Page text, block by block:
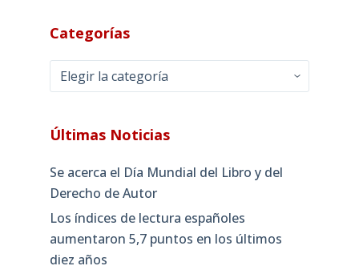
Categorías
Categorías
Últimas Noticias
Se acerca el Día Mundial del Libro y del
Derecho de Autor
Los índices de lectura españoles
aumentaron 5,7 puntos en los últimos
diez años